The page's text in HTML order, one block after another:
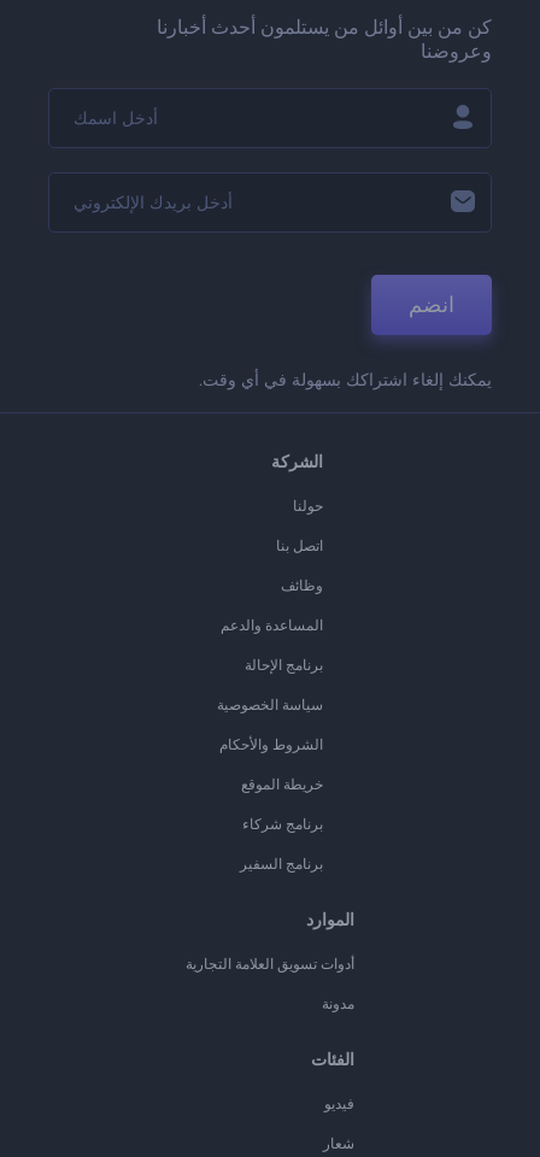
كن من بين أوائل من يستلمون أحدث أخبارنا
وعروضنا
انضم
يمكنك إلغاء اشتراكك بسهولة في أي وقت.
الشركة
حولنا
اتصل بنا
وظائف
المساعدة والدعم
برنامج الإحالة
سياسة الخصوصية
الشروط والأحكام
خريطة الموقع
برنامج شركاء
برنامج السفير
الموارد
أدوات تسويق العلامة التجارية
مدونة
الفئات
فيديو
شعار